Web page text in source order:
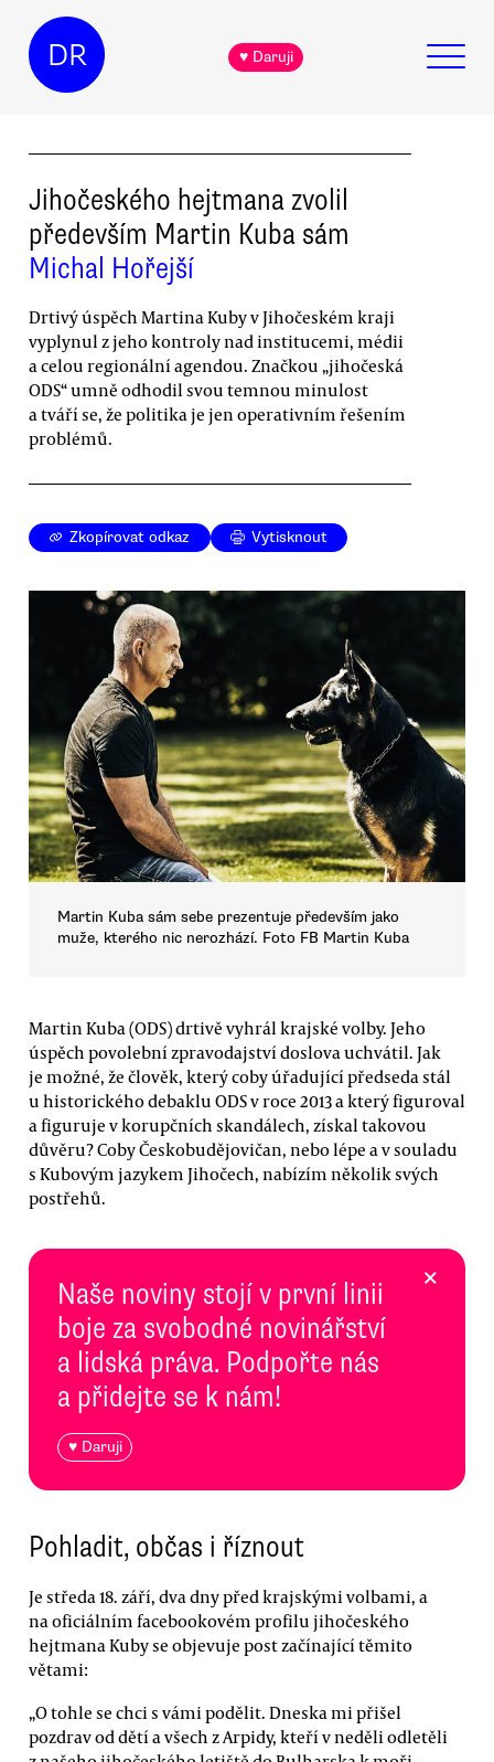
DR ♥ Daruji
Jihočeského hejtmana zvolil
především Martin Kuba sám
Michal Hořejší
Drtivý úspěch Martina Kuby v Jihočeském kraji
vyplynul z jeho kontroly nad institucemi, médii
a celou regionální agendou. Značkou „jihočeská
ODS“ umně odhodil svou temnou minulost
a tváří se, že politika je jen operativním řešením
problémů.
Zkopírovat odkaz Vytisknout
Martin Kuba sám sebe prezentuje především jako
muže, kterého nic nerozhází. Foto FB Martin Kuba
Martin Kuba (ODS) drtivě vyhrál krajské volby. Jeho
úspěch povolební zpravodajství doslova uchvátil. Jak
je možné, že člověk, který coby úřadující předseda stál
u historického debaklu ODS v roce 2013 a který figuroval
a figuruje v korupčních skandálech, získal takovou
důvěru? Coby Českobudějovičan, nebo lépe a v souladu
s Kubovým jazykem Jihočech, nabízím několik svých
postřehů.
Naše noviny stojí v první linii
boje za svobodné novinářství
a lidská práva. Podpořte nás
a přidejte se k nám!
♥ Daruji
×
Pohladit, občas i říznout
Je středa 18. září, dva dny před krajskými volbami, a
na oficiálním facebookovém profilu jihočeského
hejtmana Kuby se objevuje post začínající těmito
větami:
„O tohle se chci s vámi podělit. Dneska mi přišel
pozdrav od dětí a všech z Arpidy, kteří v neděli odletěli